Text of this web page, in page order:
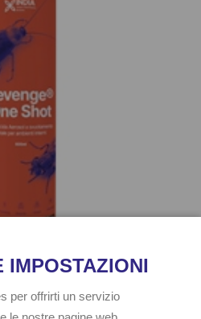
in bombola pronto uso a
abbattente e fortemente